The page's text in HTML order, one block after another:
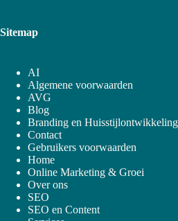
Sitemap
AI
Algemene voorwaarden
AVG
Blog
Branding en Huisstijlontwikkeling
Contact
Gebruikers voorwaarden
Home
Online Marketing & Groei
Over ons
SEO
SEO en Content